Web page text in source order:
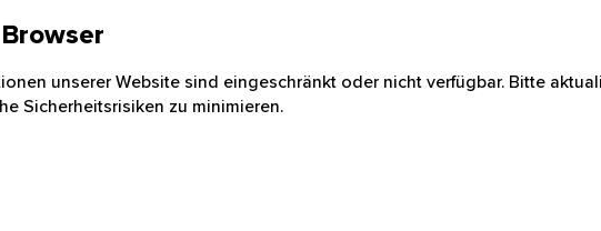
unserer Website sind eingeschränkt oder nicht verfügbar. Bitte
Sicherheitsrisiken zu minimieren.